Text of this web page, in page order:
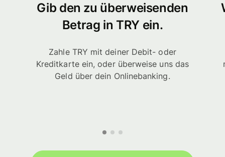
Gib den zu überweisenden
Betrag in TRY ein.
Zahle TRY mit deiner Debit- oder
Kreditkarte ein, oder überweise uns das
Geld über dein Onlinebanking.